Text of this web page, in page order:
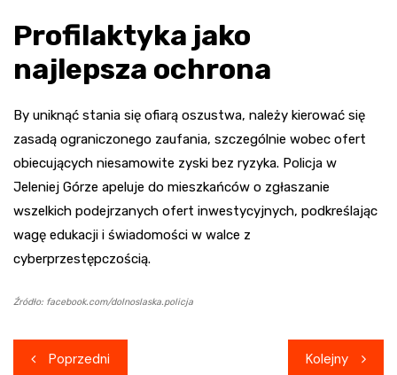
Profilaktyka jako
najlepsza ochrona
By uniknąć stania się ofiarą oszustwa, należy kierować się
zasadą ograniczonego zaufania, szczególnie wobec ofert
obiecujących niesamowite zyski bez ryzyka. Policja w
Jeleniej Górze apeluje do mieszkańców o zgłaszanie
wszelkich podejrzanych ofert inwestycyjnych, podkreślając
wagę edukacji i świadomości w walce z
cyberprzestępczością.
Źródło: facebook.com/dolnoslaska.policja
Nawigacja
Poprzedni Kolejny